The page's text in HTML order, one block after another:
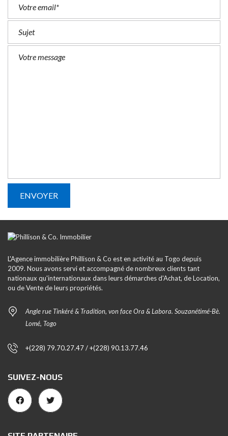
L'Agence immobilière Phillison & Co est en activité au Togo depuis
2009. Nous avons servi et accompagné de nombreux clients tant
nationaux qu'internationaux dans leurs démarches d'Achat, de Location,
ou de Vente de leurs propriétés.
Angle rue Tinkéré & Tradition, von face Ora & Labora. Souzanétimé-Bè.
Lomé, Togo
+(228) 79.70.27.47 / +(228) 90.13.77.46
SUIVEZ-NOUS